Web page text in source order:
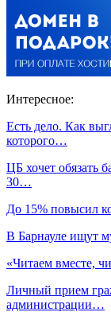
Интересное:
Есть дело. Как
которого…
ЦБ хочет обязать
30…
До 15% повысил
В Барнауле ищут
«Читаем вместе,
Личный прием
администрации…